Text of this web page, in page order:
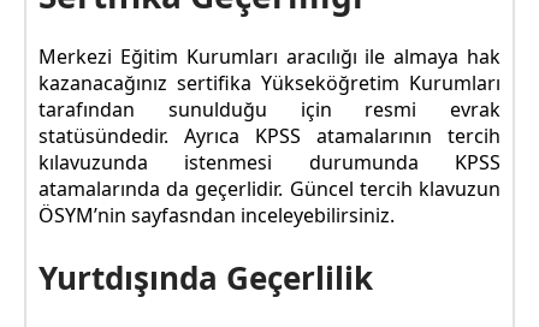
Merkezi Eğitim Kurumları aracılığı ile almaya hak
kazanacağınız sertifika Yükseköğretim Kurumları
tarafından sunulduğu için resmi evrak
statüsündedir. Ayrıca KPSS atamalarının tercih
kılavuzunda istenmesi durumunda KPSS
atamalarında da geçerlidir. Güncel tercih klavuzun
ÖSYM’nin sayfasndan inceleyebilirsiniz.
Yurtdışında Geçerlilik